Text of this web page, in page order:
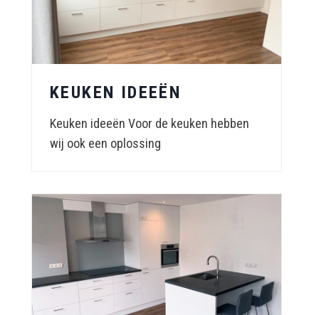
KEUKEN IDEEËN
Keuken ideeën Voor de keuken hebben
wij ook een oplossing